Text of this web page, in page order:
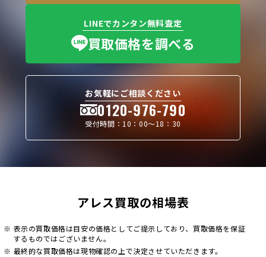
LINEでカンタン無料査定
買取価格を調べる
お気軽にご相談ください
0120-976-790
受付時間：10：00〜18：30
アレス買取の相場表
※ 表示の買取価格は目安の価格としてご提示しており、 買取価格を保証
するものではございません。
※ 最終的な買取価格は現物確認の上で決定させていただきます。